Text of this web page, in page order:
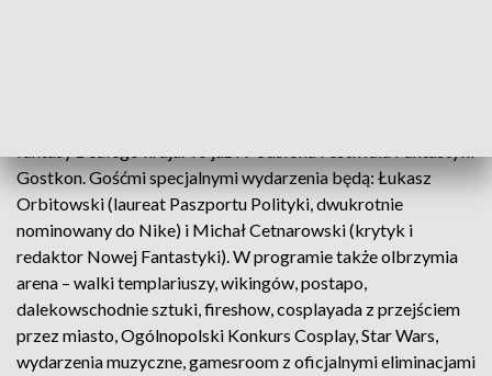
Gostkon. Gośćmi specjalnymi wydarzenia będą: Łukasz
Orbitowski (laureat Paszportu Polityki, dwukrotnie
nominowany do Nike) i Michał Cetnarowski (krytyk i
redaktor Nowej Fantastyki). W programie także olbrzymia
arena – walki templariuszy, wikingów, postapo,
dalekowschodnie sztuki, fireshow, cosplayada z przejściem
przez miasto, Ogólnopolski Konkurs Cosplay, Star Wars,
wydarzenia muzyczne, gamesroom z oficjalnymi eliminacjami